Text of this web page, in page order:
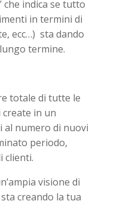
che indica se tutto
in termini di
ecc…) sta dando
termine.
totale di tutte le
in un
al numero di nuovi
periodo,
clienti.
visione di
creando la tua